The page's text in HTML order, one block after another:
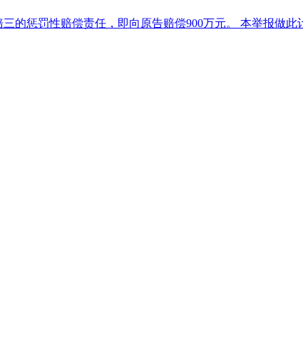
的惩罚性赔偿责任，即向原告赔偿900万元。 本举报做